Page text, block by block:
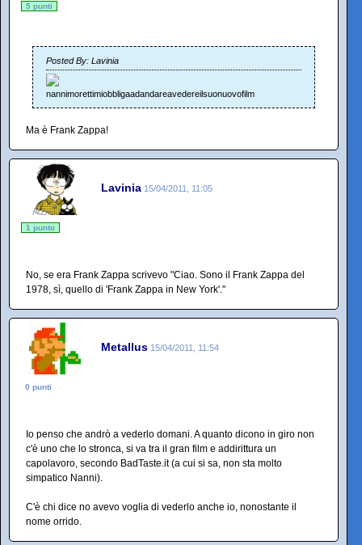
5 punti
Posted By: Lavinia
Ma è Frank Zappa!
Lavinia 15/04/2011, 11:05
1 punto
No, se era Frank Zappa scrivevo "Ciao. Sono il Frank Zappa del
1978, sì, quello di 'Frank Zappa in New York'."
Metallus 15/04/2011, 11:54
0 punti
Io penso che andrò a vederlo domani. A quanto dicono in giro non
c'è uno che lo stronca, si va tra il gran film e addirittura un
capolavoro, secondo BadTaste.it (a cui si sa, non sta molto
simpatico Nanni).
C'è chi dice no avevo voglia di vederlo anche io, nonostante il
nome orrido.